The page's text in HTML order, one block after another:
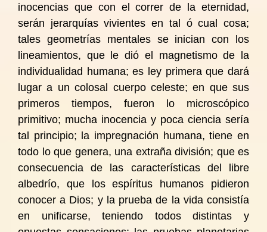
inocencias que con el correr de la eternidad,
serán jerarquías vivientes en tal ó cual cosa;
tales geometrías mentales se inician con los
lineamientos, que le dió el magnetismo de la
individualidad humana; es ley primera que dará
lugar a un colosal cuerpo celeste; en que sus
primeros tiempos, fueron lo microscópico
primitivo; mucha inocencia y poca ciencia sería
tal principio; la impregnación humana, tiene en
todo lo que genera, una extraña división; que es
consecuencia de las características del libre
albedrío, que los espíritus humanos pidieron
conocer a Dios; y la prueba de la vida consistía
en unificarse, teniendo todos distintas y